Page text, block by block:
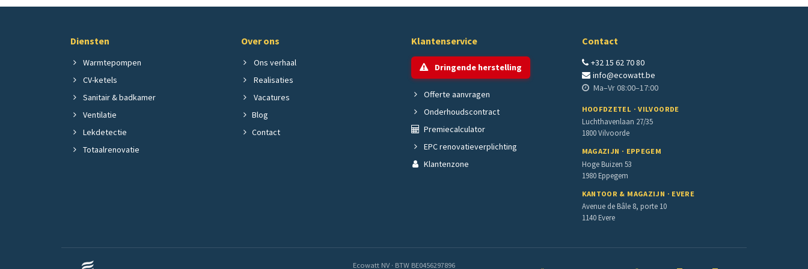
Diensten
Warmtepompen
CV-ketels
Sanitair & badkamer
Ventilatie
Lekdetectie
Totaalrenovatie
Over ons
Ons verhaal
Realisaties
Vacatures
Blog
Contact
Klantenservice
Dringende herstelling
Offerte aanvragen
Onderhoudscontract
Premiecalculator
EPC renovatieverplichting
Klantenzone
Contact
+32 15 62 70 80
info@ecowatt.be
Ma–Vr 08:00–17:00
HOOFDZETEL · VILVOORDE
Luchthavenlaan 27/35
1800 Vilvoorde
MAGAZIJN · EPPEGEM
Hoge Buizen 53
1980 Eppegem
KANTOOR & MAGAZIJN · EVERE
Avenue de Bâle 8, porte 10
1140 Evere
Ecowatt NV · BTW BE0456297896